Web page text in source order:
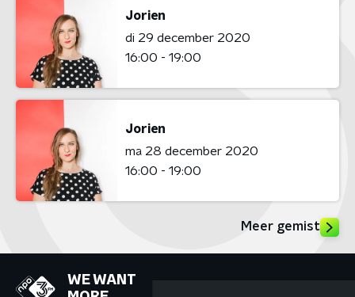
Jorien
di 29 december 2020
16:00 - 19:00
Jorien
ma 28 december 2020
16:00 - 19:00
Meer gemist
WE WANT